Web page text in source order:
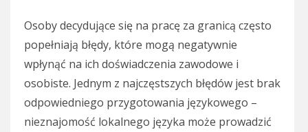
Osoby decydujące się na pracę za granicą często
popełniają błędy, które mogą negatywnie
wpłynąć na ich doświadczenia zawodowe i
osobiste. Jednym z najczęstszych błędów jest brak
odpowiedniego przygotowania językowego –
nieznajomość lokalnego języka może prowadzić